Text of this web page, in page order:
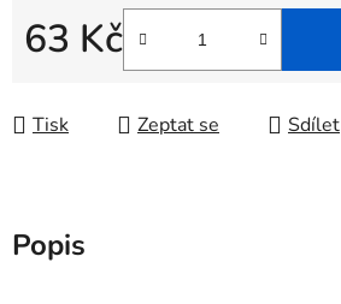
63 Kč
Měrná cena:
Tisk Zeptat se Sdílet
Popis